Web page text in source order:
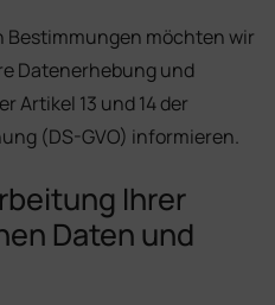
Bestimmungen möchten wir
Datenerhebung und
Artikel 13 und 14 der
(DS-GVO) informieren.
Ihrer
Daten und